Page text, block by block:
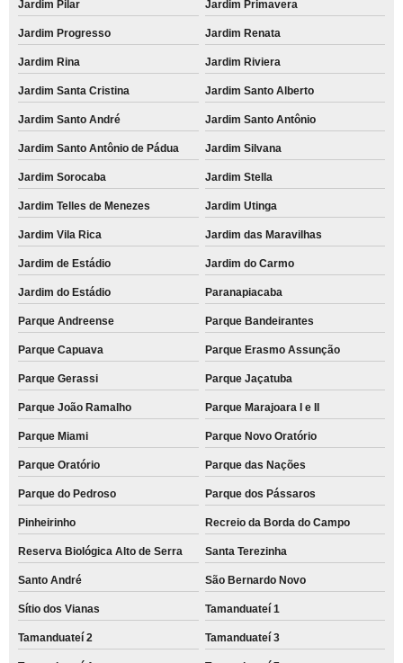
Jardim Pilar Jardim Primavera
Jardim Progresso Jardim Renata
Jardim Rina Jardim Riviera
Jardim Santa Cristina Jardim Santo Alberto
Jardim Santo André Jardim Santo Antônio
Jardim Santo Antônio de Pádua Jardim Silvana
Jardim Sorocaba Jardim Stella
Jardim Telles de Menezes Jardim Utinga
Jardim Vila Rica Jardim das Maravilhas
Jardim de Estádio Jardim do Carmo
Jardim do Estádio Paranapiacaba
Parque Andreense Parque Bandeirantes
Parque Capuava Parque Erasmo Assunção
Parque Gerassi Parque Jaçatuba
Parque João Ramalho Parque Marajoara I e II
Parque Miami Parque Novo Oratório
Parque Oratório Parque das Nações
Parque do Pedroso Parque dos Pássaros
Pinheirinho Recreio da Borda do Campo
Reserva Biológica Alto de Serra Santa Terezinha
Santo André São Bernardo Novo
Sítio dos Vianas Tamanduateí 1
Tamanduateí 2 Tamanduateí 3